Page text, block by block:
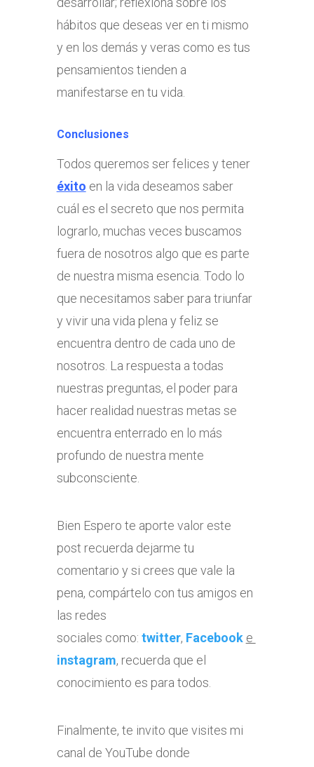
hábitos que deseas ver en ti mismo
y en los demás y veras como es tus
pensamientos tienden a
manifestarse en tu vida.
Conclusiones
Todos queremos ser felices y tener
éxito en la vida deseamos saber
cuál es el secreto que nos permita
lograrlo, muchas veces buscamos
fuera de nosotros algo que es parte
de nuestra misma esencia. Todo lo
que necesitamos saber para triunfar
y vivir una vida plena y feliz se
encuentra dentro de cada uno de
nosotros. La respuesta a todas
nuestras preguntas, el poder para
hacer realidad nuestras metas se
encuentra enterrado en lo más
profundo de nuestra mente
subconsciente.
Bien Espero te aporte valor este
post recuerda dejarme tu
comentario y si crees que vale la
pena, compártelo con tus amigos en
las redes
sociales como: twitter, Facebook e
instagram, recuerda que el
conocimiento es para todos.
Finalmente, te invito que visites mi
canal de YouTube donde